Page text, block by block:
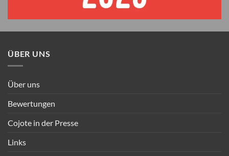
ÜBER UNS
Über uns
Bewertungen
Cojote in der Presse
Links